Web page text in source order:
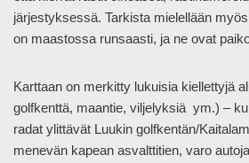
järjestyksessä. Tarkista mielellään
on maastossa runsaasti, ja ne ovat
Karttaan on merkitty lukuisia kiellettyjä
golfkenttä, maantie, viljelyksiä ym.) –
radat ylittävät Luukin golfkentän/
menevän kapean asvalttitien, varo